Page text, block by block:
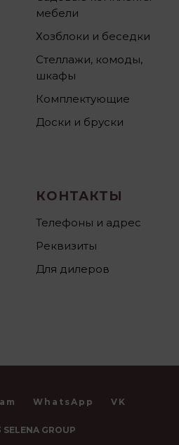
мебели
Хозблоки и беседки
Стеллажи, комоды,
шкафы
Комплектующие
Доски и бруски
КОНТАКТЫ
Телефоны и адрес
Реквизиты
Для дилеров
WhatsApp VK
GROUP